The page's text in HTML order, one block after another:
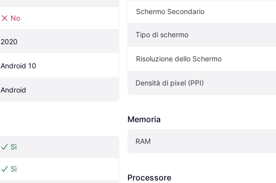
No
2020
Android 10
Android
Sì
Sì
Schermo Secondario
Tipo di schermo
Risoluzione dello Schermo
Densità di pixel (PPI)
Memoria
RAM
Processore